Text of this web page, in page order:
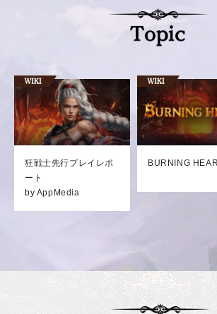
狂戦士先行プレイレポ
ート
by AppMedia
BURNING